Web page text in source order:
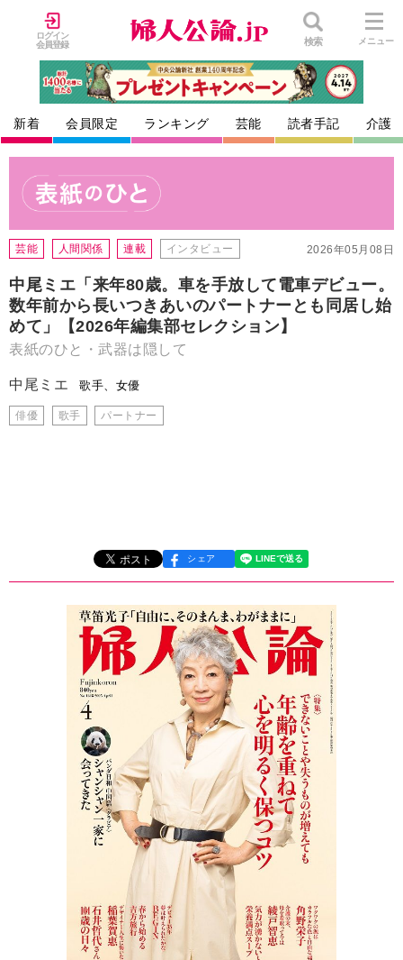
ログイン
会員登録
検索 メニュー
新着 会員限定 ランキング 芸能 読者手記 介護
2026年05月08日
芸能 人間関係 連載 インタビュー
中尾ミエ「来年80歳。車を手放して電車デビュー。
数年前から長いつきあいのパートナーとも同居し始
めて」【2026年編集部セレクション】
表紙のひと・武器は隠して
中尾ミエ 歌手、女優
俳優 歌手 パートナー
シェア